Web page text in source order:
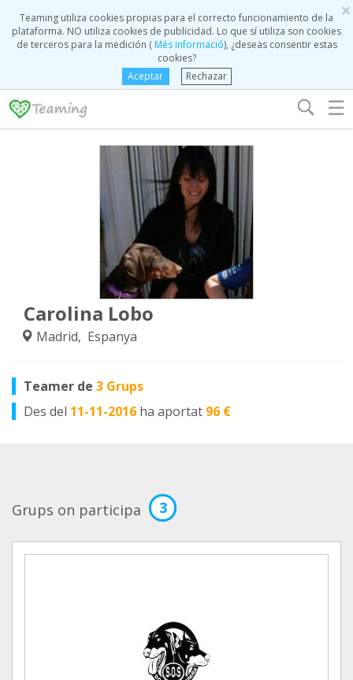
×
Teaming utiliza cookies propias para el correcto funcionamiento de la
plataforma. NO utiliza cookies de publicidad. Lo que sí utiliza son cookies
de terceros para la medición (Més informació), ¿deseas consentir estas
cookies?
Aceptar
Rechazar
☰
Carolina Lobo
Madrid, Espanya
Teamer de 3 Grups
Des del 11-11-2016 ha aportat 96 €
Grups on participa 3